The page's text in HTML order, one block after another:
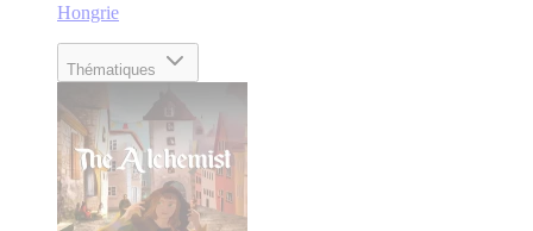
Hongrie
Thématiques